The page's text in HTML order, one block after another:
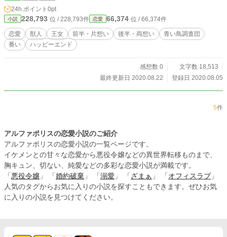
24h.ポイント 0pt
小説 228,793 位 / 228,793件 恋愛 66,374 位 / 66,374件
恋愛 獣人 王女 前半・片想い 後半・両想い
青い鳥調査団
番い
ハッピーエンド
感想数 0
文字数 18,513
最終更新日 2020.08.22
登録日 2020.08.05
5件
アルファポリスの恋愛小説のご紹介
アルファポリスの恋愛小説の一覧ページです。
イケメンとの甘々な恋愛から悪役令嬢などの異世界転移ものまで、
胸キュン、切ない、純愛などの多彩な恋愛小説が満載です。
「 悪役令嬢 」 「 婚約破棄 」 「 溺愛 」 「 ざまぁ 」 「 オフィスラブ 」
人気のタグからお気に入りの小説を探すこともできます。ぜひお気
に入りの小説を見つけてください。